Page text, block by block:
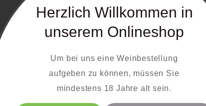
Herzlich Willkommen in
unserem Onlineshop
Um bei uns eine Weinbestellung
aufgeben zu können, müssen Sie
mindestens 18 Jahre alt sein.